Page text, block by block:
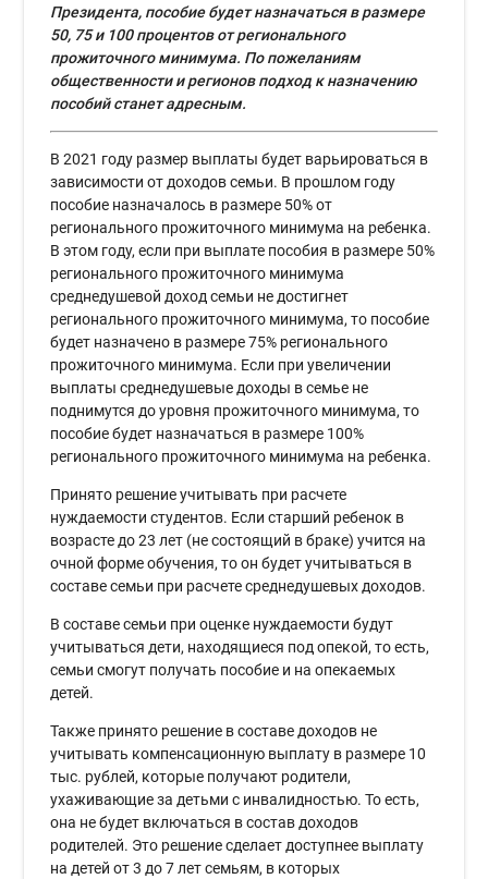
Президента, пособие будет назначаться в размере
50, 75 и 100 процентов от регионального
прожиточного минимума. По пожеланиям
общественности и регионов подход к назначению
пособий станет адресным.
В 2021 году размер выплаты будет варьироваться в
зависимости от доходов семьи. В прошлом году
пособие назначалось в размере 50% от
регионального прожиточного минимума на ребенка.
В этом году, если при выплате пособия в размере 50%
регионального прожиточного минимума
среднедушевой доход семьи не достигнет
регионального прожиточного минимума, то пособие
будет назначено в размере 75% регионального
прожиточного минимума. Если при увеличении
выплаты среднедушевые доходы в семье не
поднимутся до уровня прожиточного минимума, то
пособие будет назначаться в размере 100%
регионального прожиточного минимума на ребенка.
Принято решение учитывать при расчете
нуждаемости студентов. Если старший ребенок в
возрасте до 23 лет (не состоящий в браке) учится на
очной форме обучения, то он будет учитываться в
составе семьи при расчете среднедушевых доходов.
В составе семьи при оценке нуждаемости будут
учитываться дети, находящиеся под опекой, то есть,
семьи смогут получать пособие и на опекаемых
детей.
Также принято решение в составе доходов не
учитывать компенсационную выплату в размере 10
тыс. рублей, которые получают родители,
ухаживающие за детьми с инвалидностью. То есть,
она не будет включаться в состав доходов
родителей. Это решение сделает доступнее выплату
на детей от 3 до 7 лет семьям, в которых